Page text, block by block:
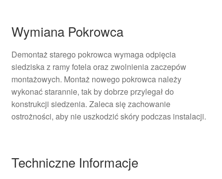
Wymiana Pokrowca
Demontaż starego pokrowca wymaga odpięcia
siedziska z ramy fotela oraz zwolnienia zaczepów
montażowych. Montaż nowego pokrowca należy
wykonać starannie, tak by dobrze przylegał do
konstrukcji siedzenia. Zaleca się zachowanie
ostrożności, aby nie uszkodzić skóry podczas instalacji.
Techniczne Informacje